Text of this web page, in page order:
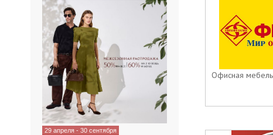
Офисная
29 апреля - 30 сентября